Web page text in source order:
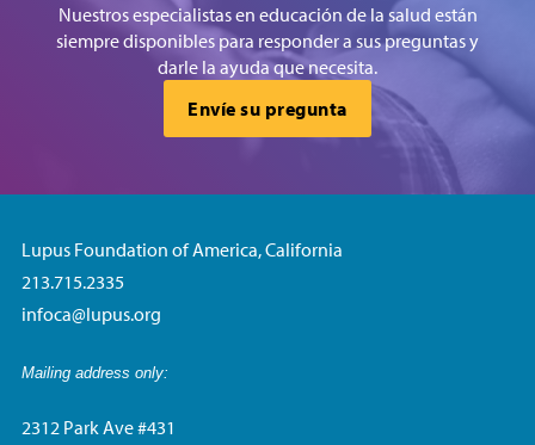
Nuestros especialistas en educación de la salud están
siempre disponibles para responder a sus preguntas y
darle la ayuda que necesita.
Envíe su pregunta
Lupus Foundation of America, California
213.715.2335
infoca@lupus.org
Mailing address only:
2312 Park Ave #431